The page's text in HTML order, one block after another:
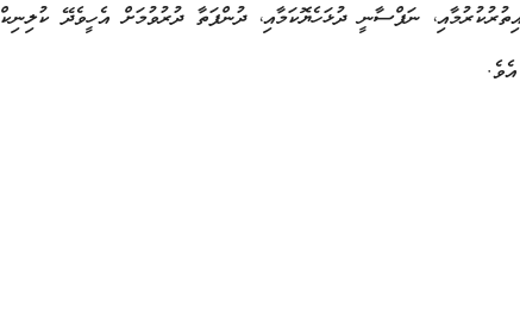
ނަފްސާނީ ދުޅަހެޔޮކަމާއި، ދުންފަތާ ދުރުވުމަށް އެހީވެދޭ ކުލިނިކް